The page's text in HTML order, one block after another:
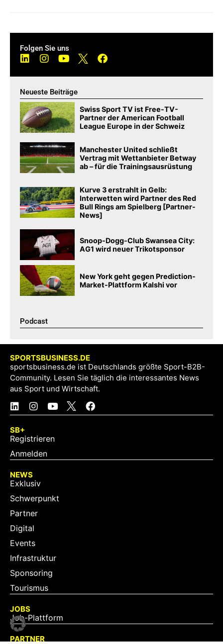
Folgen Sie uns
Neueste Beiträge
Swiss Sport TV ist Free-TV-
Partner der American Football
League Europe in der Schweiz
Manchester United schließt
Vertrag mit Wettanbieter Betway
ab – für die Trainingsausrüstung
Kurve 3 erstrahlt in Gelb:
Interwetten wird Partner des Red
Bull Rings am Spielberg [Partner-
News]
Snoop-Dogg-Club Swansea City:
AG1 wird neuer Trikotsponsor
New York geht gegen Prediction-
Market-Plattform Kalshi vor
Podcast​
SPORTSBUSINESS.DE
sportsbusiness.de ist Deutschlands größte Sport-B2B-
Community. Lesen Sie täglich die interessantes News
aus Sport und Wirtschaft.
SB+
Registrieren
Anmelden
NEWS
Exklusiv
Schwerpunkt
Partner
Digital
Events
Infrastruktur
Sponsoring
Tourismus
JOBS
Job-Plattform
PARTNER